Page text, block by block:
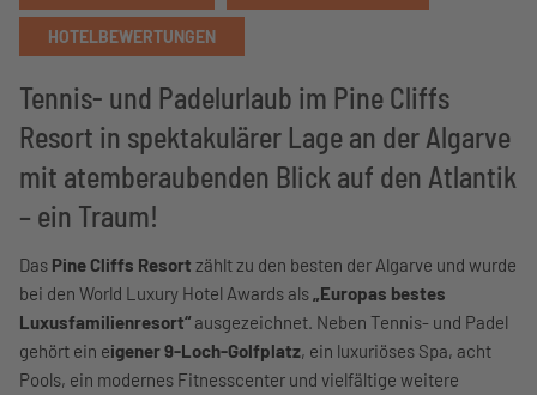
HOTELBEWERTUNGEN
Tennis- und Padelurlaub im Pine Cliffs
Resort in spektakulärer Lage an der Algarve
mit atemberaubenden Blick auf den Atlantik
– ein Traum!
Das Pine Cliffs Resort zählt zu den besten der Algarve und wurde
bei den World Luxury Hotel Awards als„Europas bestes
Luxusfamilienresort“ausgezeichnet. Neben Tennis- und Padel
gehört ein eigener 9-Loch-Golfplatz, ein luxuriöses Spa, acht
Pools, ein modernes Fitnesscenter und vielfältige weitere